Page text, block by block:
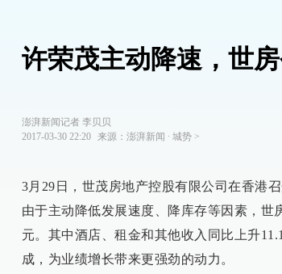
许荣茂主动降速，世
澎湃新闻记者 李贝贝
2017-03-30 22:20
来源： 澎湃新闻 ∙ 城势>
3月29日，世茂房地产控股有限公司在香港
由于主动降低发展速度、降库存等因素，世
元。其中酒店、租金和其他收入同比上升
成，为业绩增长带来更强劲的动力。